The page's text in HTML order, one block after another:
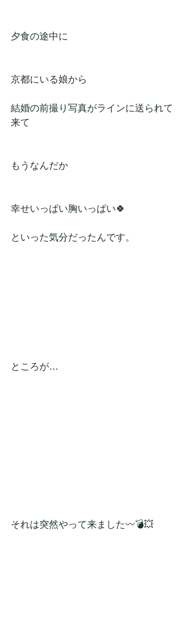
夕食の途中に
京都にいる娘から
結婚の前撮り写真がラインに送られて
来て
もうなんだか
幸せいっぱい胸いっぱい🍀
といった気分だったんです。
ところが…
それは突然やって来ました〰️💣💥